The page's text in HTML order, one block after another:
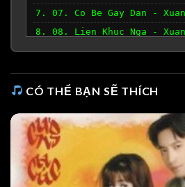
7. 07. Co Be Gay Dan -
8. 08. Lien Khuc Nga - Xuan
9. 09. Khuc Hat Nguoi Me
CÓ THỂ BẠN SẼ THÍCH